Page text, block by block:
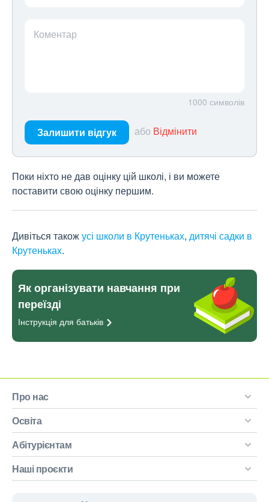
Коментар
1000 символів
Залишити відгук або Відмінити
Поки ніхто не дав оцінку цій школі, і ви можете
поставити свою оцінку першим.
Дивіться такожусі школи в Крутеньках, дитячі садки в
Крутеньках.
Як організувати навчання при
переїзді
Інструкція для батьків
Про нас
Освіта
Абітурієнтам
Наші проєкти